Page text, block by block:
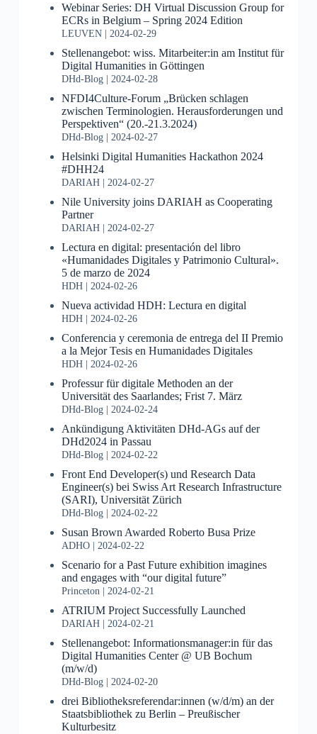
Webinar Series: DH Virtual Discussion Group for
ECRs in Belgium – Spring 2024 Edition
LEUVEN 2024-02-29
Stellenangebot: wiss. Mitarbeiter:in am Institut für
Digital Humanities in Göttingen
DHd-Blog 2024-02-28
NFDI4Culture-Forum „Brücken schlagen
zwischen Terminologien. Herausforderungen und
Perspektiven“ (20.-21.3.2024)
DHd-Blog 2024-02-27
Helsinki Digital Humanities Hackathon 2024
#DHH24
DARIAH 2024-02-27
Nile University joins DARIAH as Cooperating
Partner
DARIAH 2024-02-27
Lectura en digital: presentación del libro
«Humanidades Digitales y Patrimonio Cultural».
5 de marzo de 2024
HDH 2024-02-26
Nueva actividad HDH: Lectura en digital
HDH 2024-02-26
Conferencia y ceremonia de entrega del II Premio
a la Mejor Tesis en Humanidades Digitales
HDH 2024-02-26
Professur für digitale Methoden an der
Universität des Saarlandes; Frist 7. März
DHd-Blog 2024-02-24
Ankündigung Aktivitäten DHd-AGs auf der
DHd2024 in Passau
DHd-Blog 2024-02-22
Front End Developer(s) und Research Data
Engineer(s) bei Swiss Art Research Infrastructure
(SARI), Universität Zürich
DHd-Blog 2024-02-22
Susan Brown Awarded Roberto Busa Prize
ADHO 2024-02-22
Scenario for a Past Future exhibition imagines
and engages with “our digital future”
Princeton 2024-02-21
ATRIUM Project Successfully Launched
DARIAH 2024-02-21
Stellenangebot: Informationsmanager:in für das
Digital Humanities Center @ UB Bochum
(m/w/d)
DHd-Blog 2024-02-20
drei Bibliotheksreferendar:innen (w/d/m) an der
Staatsbibliothek zu Berlin – Preußischer
Kulturbesitz